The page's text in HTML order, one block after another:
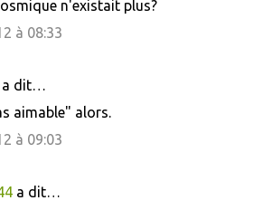
n'existait plus?
à 08:33
a dit…
aimable" alors.
à 09:03
a dit…